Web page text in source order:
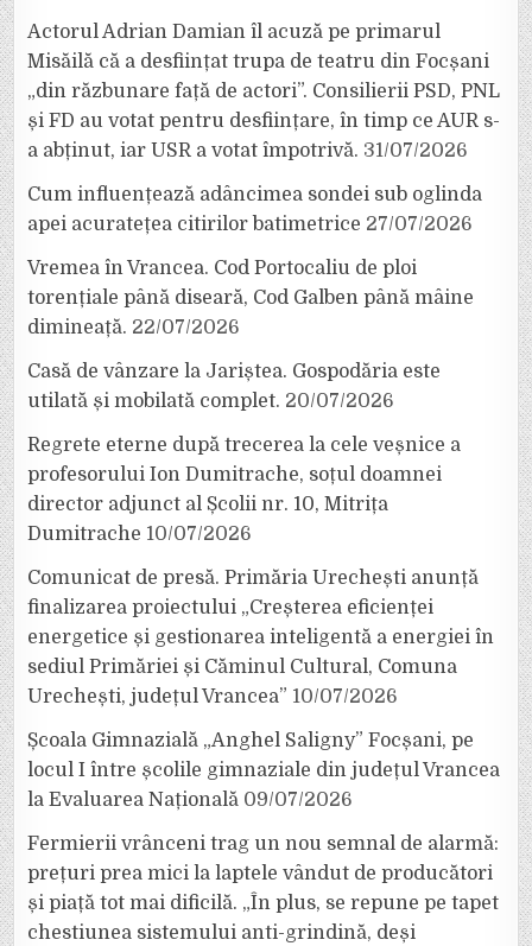
Actorul Adrian Damian îl acuză pe primarul
Misăilă că a desființat trupa de teatru din Focșani
„din răzbunare față de actori”. Consilierii PSD, PNL
și FD au votat pentru desființare, în timp ce AUR s-
a abținut, iar USR a votat împotrivă. 31/07/2026
Cum influențează adâncimea sondei sub oglinda
apei acuratețea citirilor batimetrice 27/07/2026
Vremea în Vrancea. Cod Portocaliu de ploi
torențiale până diseară, Cod Galben până mâine
dimineață. 22/07/2026
Casă de vânzare la Jariștea. Gospodăria este
utilată și mobilată complet. 20/07/2026
Regrete eterne după trecerea la cele veșnice a
profesorului Ion Dumitrache, soțul doamnei
director adjunct al Școlii nr. 10, Mitrița
Dumitrache 10/07/2026
Comunicat de presă. Primăria Urechești anunță
finalizarea proiectului „Creșterea eficienței
energetice și gestionarea inteligentă a energiei în
sediul Primăriei și Căminul Cultural, Comuna
Urechești, județul Vrancea” 10/07/2026
Școala Gimnazială „Anghel Saligny” Focșani, pe
locul I între școlile gimnaziale din județul Vrancea
la Evaluarea Națională 09/07/2026
Fermierii vrânceni trag un nou semnal de alarmă:
prețuri prea mici la laptele vândut de producători
și piață tot mai dificilă. „În plus, se repune pe tapet
chestiunea sistemului anti-grindină, deși